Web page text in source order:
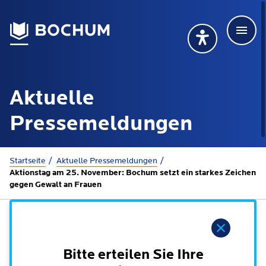
Übersetzung
Deutsch
Aktuelle
Pressemeldungen
Startseite Aktuelle Presse­meldungen
Aktionstag am 25. November: Bochum setzt ein starkes Zeichen
gegen Gewalt an Frauen
Bitte erteilen Sie Ihre
Übersetzung wählen (öffnet sich in Google
Deutsch
115 anrufen
Rathaus
Online-Dienste - Serviceportal
Online-Terminbuchung